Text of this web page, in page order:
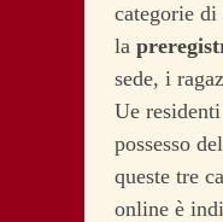
categorie
la
sede, i
Ue
possesso
queste tre
online è